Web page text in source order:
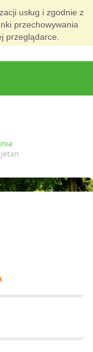
usług i zgodnie z
przechowywania
przeglądarce.